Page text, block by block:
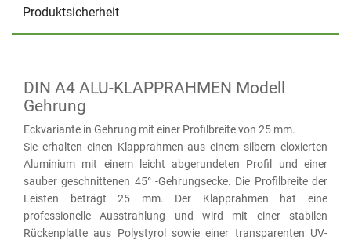
Produktsicherheit
DIN A4 ALU-KLAPPRAHMEN Modell
Gehrung
Eckvariante in Gehrung mit einer Profilbreite von 25 mm.
Sie erhalten einen Klapprahmen aus einem silbern eloxierten
Aluminium mit einem leicht abgerundeten Profil und einer
sauber geschnittenen 45° -Gehrungsecke. Die Profilbreite der
Leisten beträgt 25 mm. Der Klapprahmen hat eine
professionelle Ausstrahlung und wird mit einer stabilen
Rückenplatte aus Polystyrol sowie einer transparenten UV-